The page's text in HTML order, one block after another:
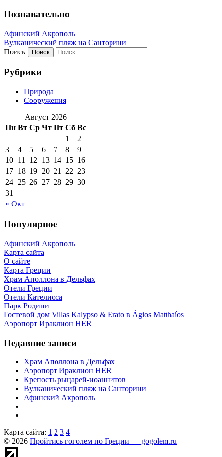
Познавательно
Афинский Акрополь
Вулканический пляж на Санторини
Поиск
Рубрики
Природа
Сооружения
Август 2026
Пн Вт Ср Чт Пт Сб Вс
« Окт
1
2
3
4 5 6 7 8
9
10 11 12 13 14 15 16
17 18 19 20 21 22 23
24 25 26 27 28 29 30
31
Популярное
Афинский Акрополь
Карта сайта
О сайте
Карта Греции
Храм Аполлона в Дельфах
Отели Греции
Отели Кателиоса
Парк Родини
Гостевой дом Villas Kalypso & Erato в Ágios Matthaíos
Аэропорт Ираклион HER
Недавние записи
Храм Аполлона в Дельфах
Аэропорт Ираклион HER
Крепость рыцарей-иоаннитов
Вулканический пляж на Санторини
Афинский Акрополь
Карта сайта: 1 2 3 4
© 2026 Пройтись гоголем по Греции — gogolem.ru